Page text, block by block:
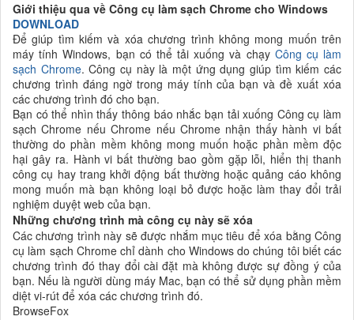
Giới thiệu qua về Công cụ làm sạch Chrome cho Windows
DOWNLOAD
Để giúp tìm kiếm và xóa chương trình không mong muốn trên
máy tính Windows, bạn có thể tải xuống và chạy Công cụ làm
sạch Chrome. Công cụ này là một ứng dụng giúp tìm kiếm các
chương trình đáng ngờ trong máy tính của bạn và đề xuất xóa
các chương trình đó cho bạn.
Bạn có thể nhìn thấy thông báo nhắc bạn tải xuống Công cụ làm
sạch Chrome nếu Chrome nếu Chrome nhận thấy hành vi bất
thường do phần mềm không mong muốn hoặc phần mềm độc
hại gây ra. Hành vi bất thường bao gồm gặp lỗi, hiển thị thanh
công cụ hay trang khởi động bất thường hoặc quảng cáo không
mong muốn mà bạn không loại bỏ được hoặc làm thay đổi trải
nghiệm duyệt web của bạn.
Những chương trình mà công cụ này sẽ xóa
Các chương trình này sẽ được nhắm mục tiêu để xóa bằng Công
cụ làm sạch Chrome chỉ dành cho Windows do chúng tôi biết các
chương trình đó thay đổi cài đặt mà không được sự đồng ý của
bạn. Nếu là người dùng máy Mac, bạn có thể sử dụng phần mềm
diệt vi-rút để xóa các chương trình đó.
BrowseFox